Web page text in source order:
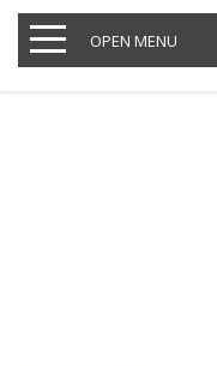
OPEN MENU